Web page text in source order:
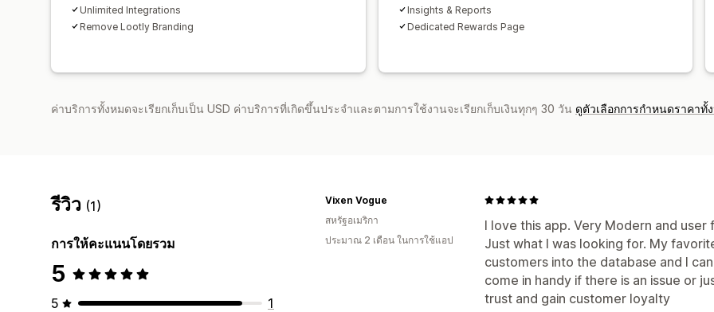
Unlimited Integrations
Remove Lootly Branding
Insights & Reports
Dedicated Rewards Page
ค่าบริการทั้งหมดจะเรียกเก็บเป็น USD ค่าบริการที่เกิดขึ้นประจำและตามการใช้งานจะเรียกเก็บเงินทุกๆ 30 วัน ดูตัวเลือกการกำหนดราคาทั้
รีวิว (1)
การให้คะแนนโดยรวม
5
5
1
I love this app. Very Modern and
Just what I was looking for. My
customers into the database and I
come in handy if there is an issue or
trust and gain customer loyalty
Vixen Vogue
สหรัฐอเมริกา
ประมาณ 2 เดือน ในการใช้แอป